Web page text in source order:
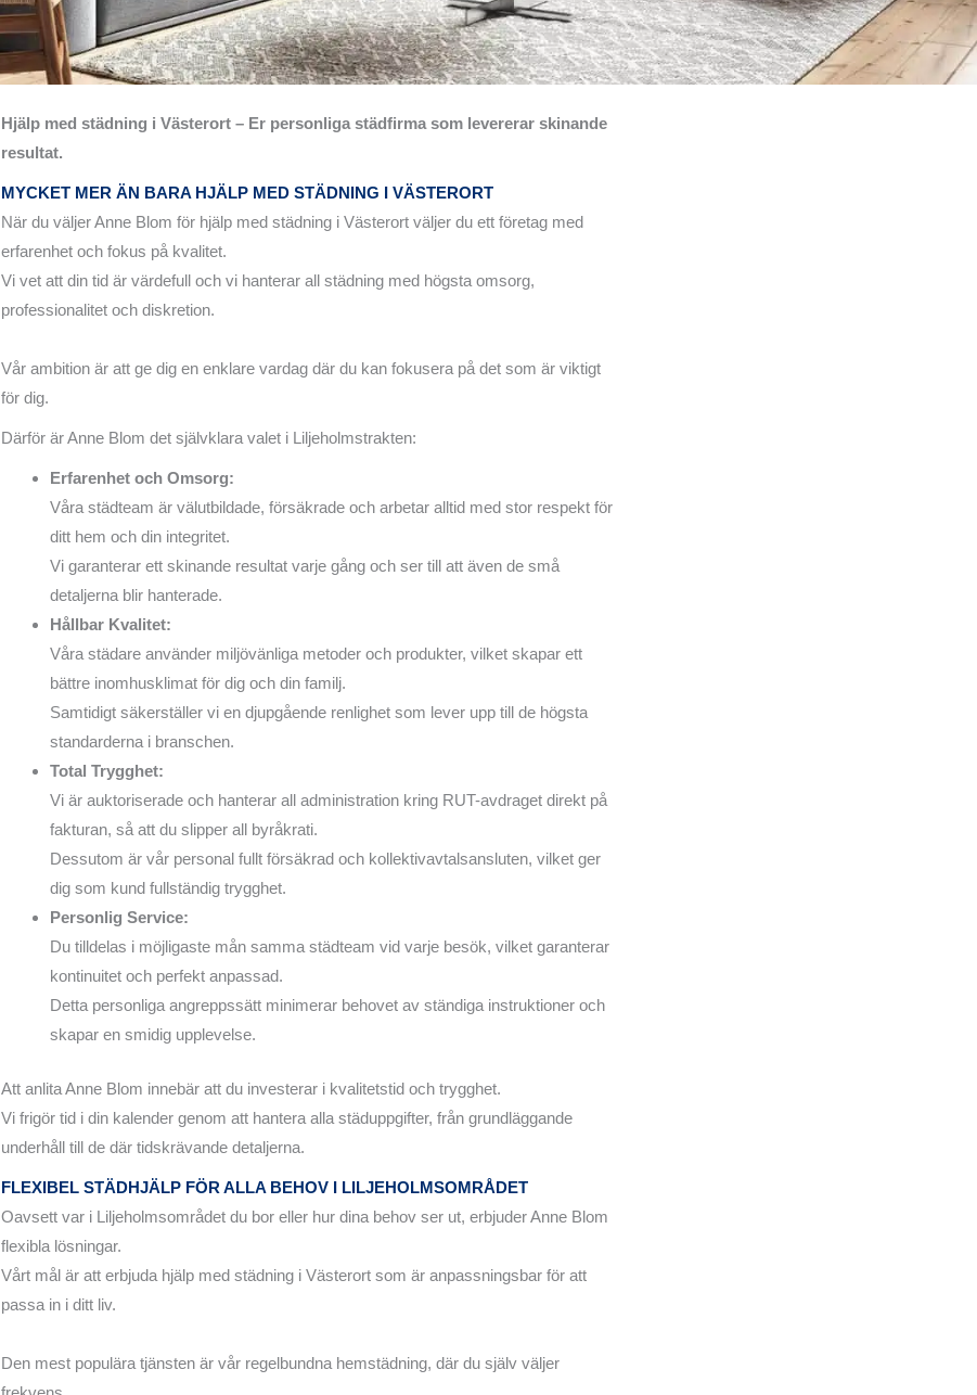
Hjälp med städning i Västerort – Er personliga städfirma som levererar skinande
resultat.
MYCKET MER ÄN BARA HJÄLP MED STÄDNING I VÄSTERORT
När du väljer Anne Blom för hjälp med städning i Västerort väljer du ett företag med
erfarenhet och fokus på kvalitet.
Vi vet att din tid är värdefull och vi hanterar all städning med högsta omsorg,
professionalitet och diskretion.
Vår ambition är att ge dig en enklare vardag där du kan fokusera på det som är viktigt
för dig.
Därför är Anne Blom det självklara valet i Liljeholmstrakten:
Erfarenhet och Omsorg:
Våra städteam är välutbildade, försäkrade och arbetar alltid med stor respekt för
ditt hem och din integritet.
Vi garanterar ett skinande resultat varje gång och ser till att även de små
detaljerna blir hanterade.
Hållbar Kvalitet:
Våra städare använder miljövänliga metoder och produkter, vilket skapar ett
bättre inomhusklimat för dig och din familj.
Samtidigt säkerställer vi en djupgående renlighet som lever upp till de högsta
standarderna i branschen.
Total Trygghet:
Vi är auktoriserade och hanterar all administration kring RUT-avdraget direkt på
fakturan, så att du slipper all byråkrati.
Dessutom är vår personal fullt försäkrad och kollektivavtalsansluten, vilket ger
dig som kund fullständig trygghet.
Personlig Service:
Du tilldelas i möjligaste mån samma städteam vid varje besök, vilket garanterar
kontinuitet och perfekt anpassad.
Detta personliga angreppssätt minimerar behovet av ständiga instruktioner och
skapar en smidig upplevelse.
Att anlita Anne Blom innebär att du investerar i kvalitetstid och trygghet.
Vi frigör tid i din kalender genom att hantera alla städuppgifter, från grundläggande
underhåll till de där tidskrävande detaljerna.
FLEXIBEL STÄDHJÄLP FÖR ALLA BEHOV I LILJEHOLMSOMRÅDET
Oavsett var i Liljeholmsområdet du bor eller hur dina behov ser ut, erbjuder Anne Blom
flexibla lösningar.
Vårt mål är att erbjuda hjälp med städning i Västerort som är anpassningsbar för att
passa in i ditt liv.
Den mest populära tjänsten är vår regelbundna hemstädning, där du själv väljer